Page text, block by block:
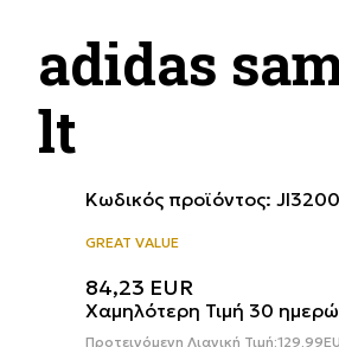
adidas
lt
Κωδικός προϊόντος: JI3200
GREAT VALUE
84,23 EUR
Χαμηλότερη Τιμή 30
Προτεινόμενη Λιανική Τιμή:129,99